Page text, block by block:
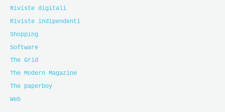
Riviste digitali
Riviste indipendenti
Shopping
Software
The Grid
The Modern Magazine
The paperboy
Web